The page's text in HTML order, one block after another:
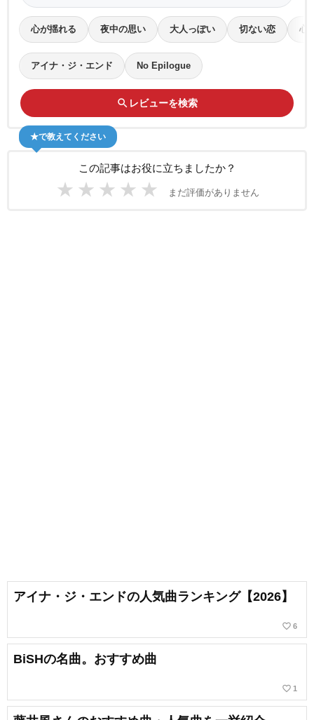
心が揺れる 夜中の思い 大人っぽい 切ない恋 心
アイナ・ジ・エンド No Epilogue
search レビューを検索
この記事はお役に立ちましたか？
★ ★ ★ ★ ★ まだ評価がありません
★で教えてください
アイナ・ジ・エンドの人気曲ランキング【2026】
favorite_border 6
BiSHの名曲。おすすめ曲
favorite_border 1